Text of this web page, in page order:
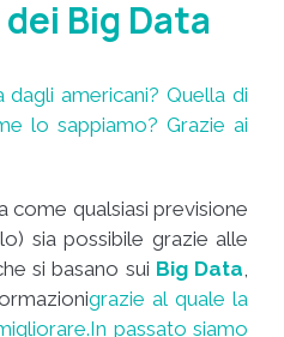
Big Data
dagli americani?Quella di
lo sappiamo? Grazie ai
come qualsiasi previsione
sia possibile grazie alle
si basano sui Big Data
grazie al quale la
In passato siamo